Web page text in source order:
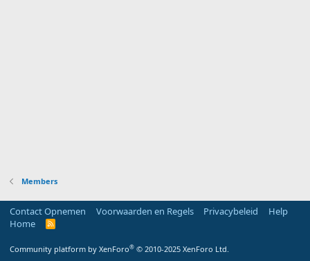
Members
Contact Opnemen Voorwaarden en Regels Privacybeleid
Help
Home
R
Community platform by XenForo® © 2010-2025 XenForo Ltd.